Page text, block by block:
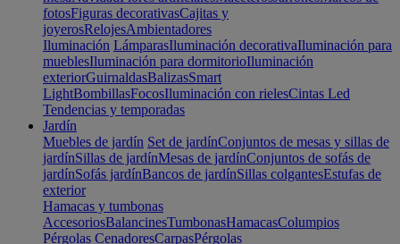
fotosFiguras decorativasCajitas y
joyerosRelojesAmbientadores
Iluminación LámparasIluminación decorativaIluminación para
mueblesIluminación para dormitorioIluminación
exteriorGuirnaldasBalizasSmart
LightBombillasFocosIluminación con rielesCintas Led
Tendencias y temporadas
Jardín
Muebles de jardín Set de jardínConjuntos de mesas y sillas de
jardínSillas de jardínMesas de jardínConjuntos de sofás de
jardínSofás jardínBancos de jardínSillas colgantesEstufas de
exterior
Hamacas y tumbonas
AccesoriosBalancinesTumbonasHamacasColumpios
Pérgolas CenadoresCarpasPérgolas